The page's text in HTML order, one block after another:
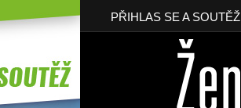
PŘIHLAS SE A SOUTĚŽ